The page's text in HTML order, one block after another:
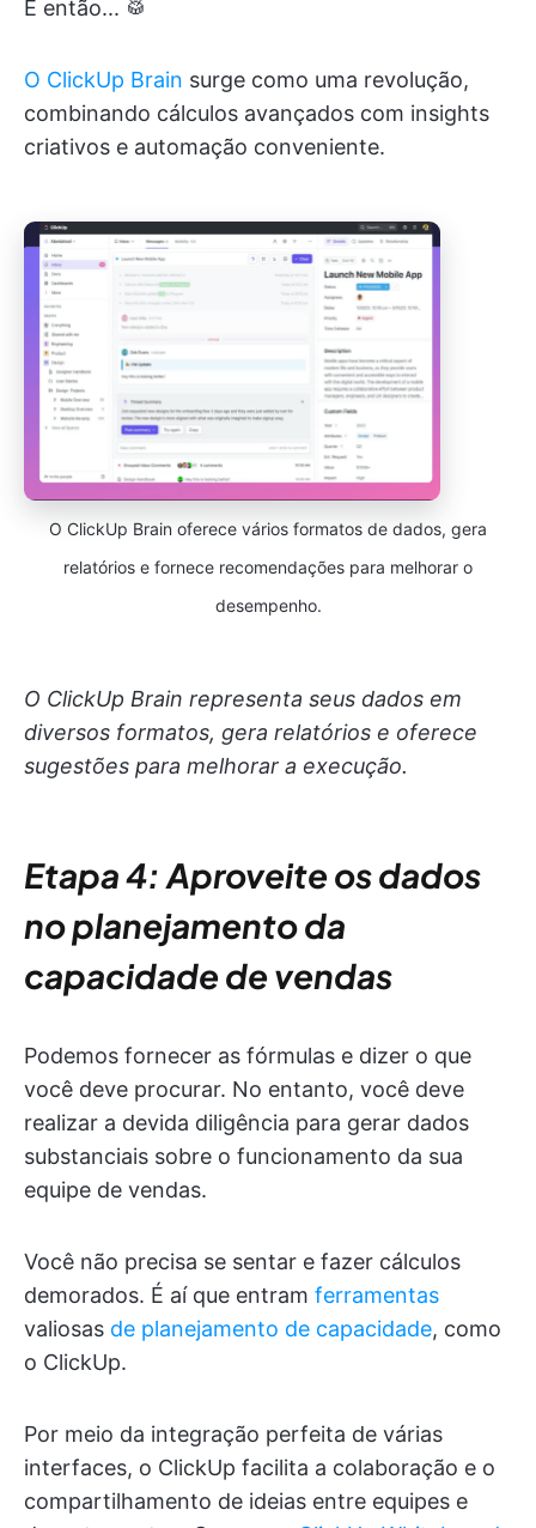
E então... 🥁
O ClickUp Brain surge como uma revolução,
combinando cálculos avançados com insights
criativos e automação conveniente.
O ClickUp Brain oferece vários formatos de dados, gera
relatórios e fornece recomendações para melhorar o
desempenho.
O ClickUp Brain representa seus dados em
diversos formatos, gera relatórios e oferece
sugestões para melhorar a execução.
Etapa 4: Aproveite os dados
no planejamento da
capacidade de vendas
Podemos fornecer as fórmulas e dizer o que
você deve procurar. No entanto, você deve
realizar a devida diligência para gerar dados
substanciais sobre o funcionamento da sua
equipe de vendas.
Você não precisa se sentar e fazer cálculos
demorados. É aí que entram ferramentas
valiosas de planejamento de capacidade, como
o ClickUp.
Por meio da integração perfeita de várias
interfaces, o ClickUp facilita a colaboração e o
compartilhamento de ideias entre equipes e